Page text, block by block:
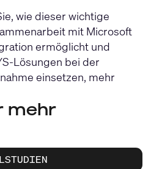
wie dieser wichtige
mit Microsoft
ermöglicht und
Lösungen bei der
einsetzen, mehr
mehr